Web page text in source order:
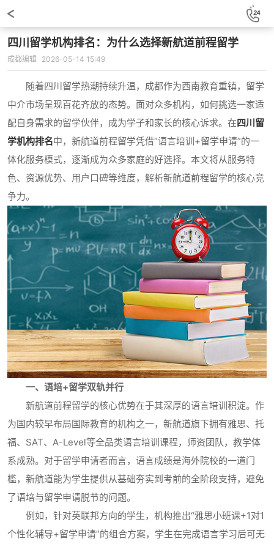
四川留学机构排名：为什么选择新航道前程留学
成都编辑 2026-05-14 15:49
随着四川留学热潮持续升温，成都作为西南教育重镇，留学
中介市场呈现百花齐放的态势。面对众多机构，如何挑选一家适
配自身需求的留学伙伴，成为学子和家长的核心诉求。在四川留
学机构排名中，新航道前程留学凭借“语言培训+留学申请”的一
体化服务模式，逐渐成为众多家庭的好选择。本文将从服务特
色、资源优势、用户口碑等维度，解析新航道前程留学的核心竞
争力。
一、语培+留学双轨并行
新航道前程留学的核心优势在于其深厚的语言培训积淀。作
为国内较早布局国际教育的机构之一，新航道旗下拥有雅思、托
福、SAT、A-Level等全品类语言培训课程，师资团队，教学体
系成熟。对于留学申请者而言，语言成绩是海外院校的一道门
槛，新航道能为学生提供从基础夯实到考前的全阶段支持，避免
了语培与留学申请脱节的问题。
例如，针对英联邦方向的学生，机构推出“雅思小班课+1对1
个性化辅导+留学申请”的组合方案，学生在完成语言学习后可无